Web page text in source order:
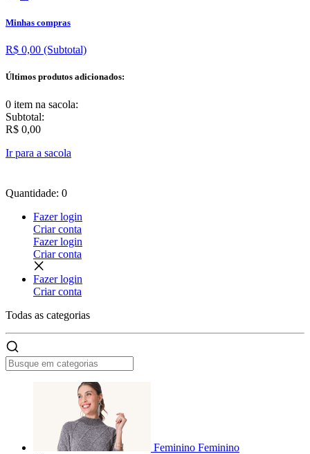
Minhas compras
R$ 0,00 (Subtotal)
Últimos produtos adicionados:
0 item na sacola:
Subtotal:
R$ 0,00
Ir para a sacola
Quantidade: 0
Fazer login
Criar conta
Fazer login
Criar conta
Fazer login
Criar conta
Todas as categorias
Feminino Feminino